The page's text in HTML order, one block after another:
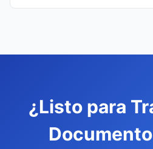
¿Listo para